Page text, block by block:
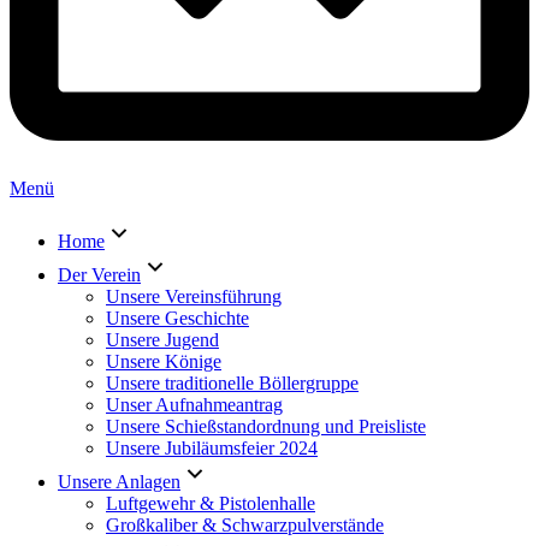
Menü
Home
Der Verein
Unsere Vereinsführung
Unsere Geschichte
Unsere Jugend
Unsere Könige
Unsere traditionelle Böllergruppe
Unser Aufnahmeantrag
Unsere Schießstandordnung und Preisliste
Unsere Jubiläumsfeier 2024
Unsere Anlagen
Luftgewehr & Pistolenhalle
Großkaliber & Schwarzpulverstände